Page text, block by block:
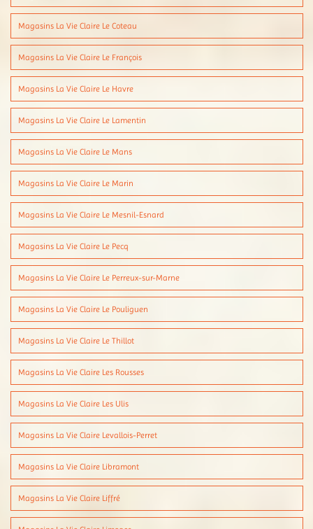
Magasins La Vie Claire Le Coteau
Magasins La Vie Claire Le François
Magasins La Vie Claire Le Havre
Magasins La Vie Claire Le Lamentin
Magasins La Vie Claire Le Mans
Magasins La Vie Claire Le Marin
Magasins La Vie Claire Le Mesnil-Esnard
Magasins La Vie Claire Le Pecq
Magasins La Vie Claire Le Perreux-sur-Marne
Magasins La Vie Claire Le Pouliguen
Magasins La Vie Claire Le Thillot
Magasins La Vie Claire Les Rousses
Magasins La Vie Claire Les Ulis
Magasins La Vie Claire Levallois-Perret
Magasins La Vie Claire Libramont
Magasins La Vie Claire Liffré